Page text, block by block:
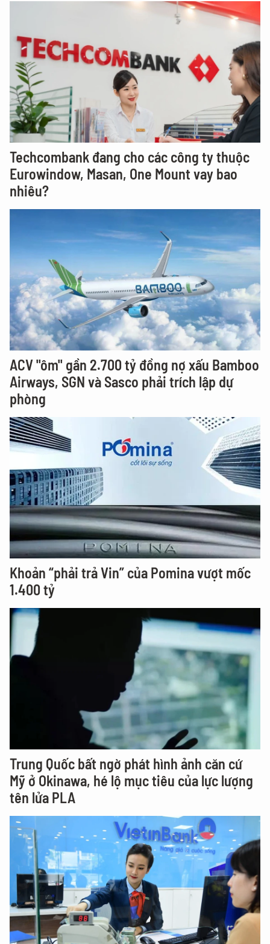
Techcombank đang cho các công ty thuộc
Eurowindow, Masan, One Mount vay bao
nhiêu?
ACV "ôm" gần 2.700 tỷ đồng nợ xấu Bamboo
Airways, SGN và Sasco phải trích lập dự
phòng
Khoản “phải trả Vin” của Pomina vượt mốc
1.400 tỷ
Trung Quốc bất ngờ phát hình ảnh căn cứ
Mỹ ở Okinawa, hé lộ mục tiêu của lực lượng
tên lửa PLA